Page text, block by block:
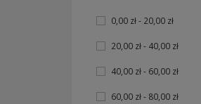
INSYGNIA, ODZNACZENIA I
naramienniki i dodatki
patki, korpusówki i dodatki
opaski i insygnia na rękaw
0,00 zł - 20,00 zł
20,00 zł - 40,00 zł
40,00 zł - 60,00 zł
60,00 zł - 80,00 zł